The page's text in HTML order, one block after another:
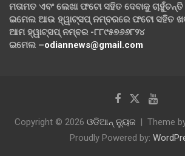
ମତାମତ ଏବଂ ଲେଖା ଫଟୋ ସହିତ ଦେବାକୁ
ଇମେଲ ଆଉ ହ୍ୱାଟ୍‌ସପ୍ ନମ୍ବରରେ ଫଟୋ ସହିତ
ଆମ ହ୍ୱାଟ୍‌ସପ୍ ନମ୍ବର -୮୮୯୫୭୬୬୮୨୪
ଇମେଲ –odiannews@gmail.com
Copyright © 2026 ଓଡିଆନ୍ ନ୍ୟୁଜ Theme
Proudly Powered by: